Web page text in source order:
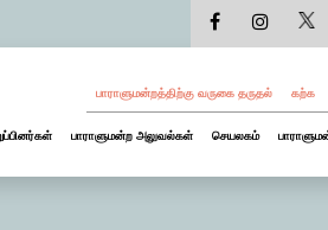
பாராளுமன்றத்திற்கு வருகை தருதல் கற்க
பாராளுமன்ற அலுவல்கள் செயலகம்